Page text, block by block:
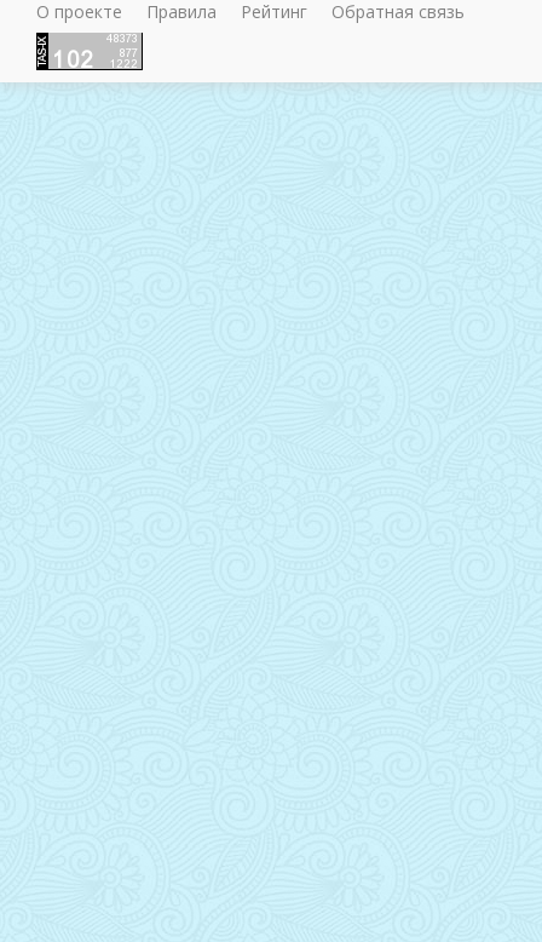
О проекте
Правила Рейтинг Обратная связь